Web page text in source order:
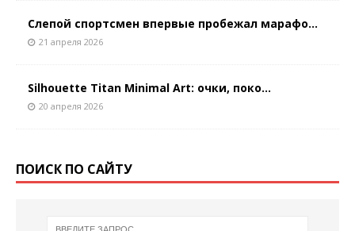
Слепой спортсмен впервые пробежал марафо...
21 апреля 2026
Silhouette Titan Minimal Art: очки, поко...
20 апреля 2026
ПОИСК ПО САЙТУ